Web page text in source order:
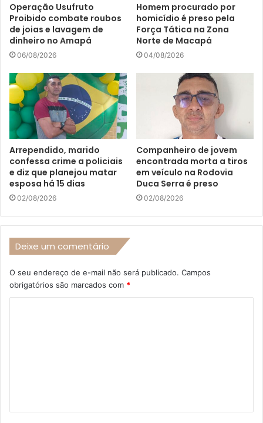
Operação Usufruto
Proibido combate roubos
de joias e lavagem de
dinheiro no Amapá
06/08/2026
Homem procurado por
homicídio é preso pela
Força Tática na Zona
Norte de Macapá
04/08/2026
Arrependido, marido
confessa crime a policiais
e diz que planejou matar
esposa há 15 dias
02/08/2026
Companheiro de jovem
encontrada morta a tiros
em veículo na Rodovia
Duca Serra é preso
02/08/2026
Deixe um comentário
O seu endereço de e-mail não será publicado. Campos
obrigatórios são marcados com *
á